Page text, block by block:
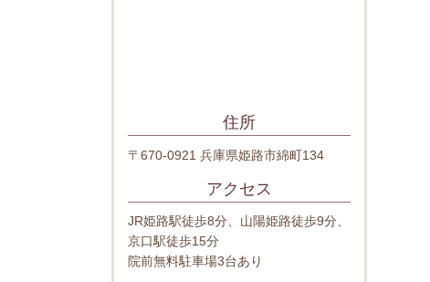
住所
〒670-0921 兵庫県姫路市綿町134
アクセス
JR姫路駅徒歩8分、山陽姫路徒歩9分、
京口駅徒歩15分
院前無料駐車場3台あり